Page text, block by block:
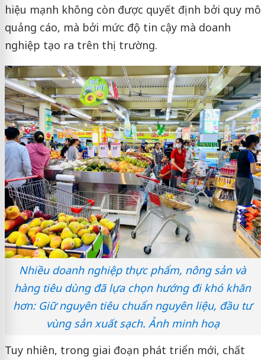
hiệu mạnh không còn được quyết định bởi quy mô
quảng cáo, mà bởi mức độ tin cậy mà doanh
nghiệp tạo ra trên thị trường.
Nhiều doanh nghiệp thực phẩm, nông sản và
hàng tiêu dùng đã lựa chọn hướng đi khó khăn
hơn: Giữ nguyên tiêu chuẩn nguyên liệu, đầu tư
vùng sản xuất sạch. Ảnh minh hoạ
Tuy nhiên, trong giai đoạn phát triển mới, chất